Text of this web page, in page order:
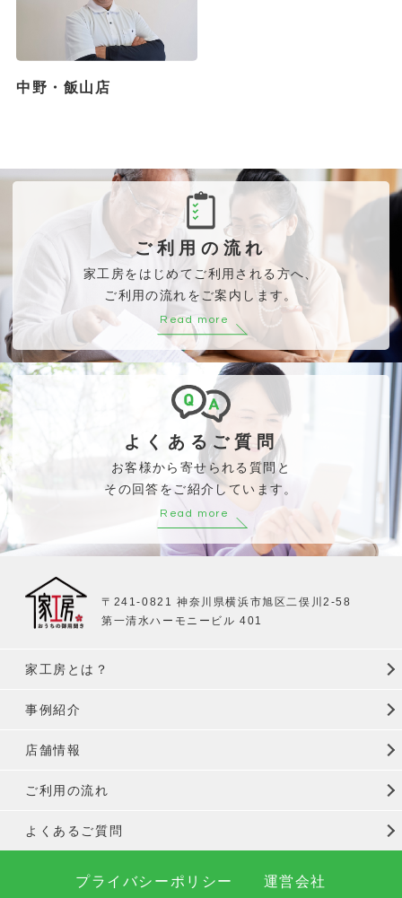
中野・飯山店
ご利用の流れ
家工房をはじめてご利用される方へ、
ご利用の流れをご案内します。
Read more
よくあるご質問
お客様から寄せられる質問と
その回答をご紹介しています。
Read more
〒241-0821 神奈川県横浜市旭区二俣川2-58
第一清水ハーモニービル 401
家工房とは？
事例紹介
店舗情報
ご利用の流れ
よくあるご質問
プライバシーポリシー 運営会社